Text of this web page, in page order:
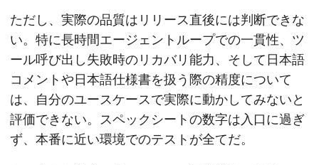
ただし、実際の品質はリリース直後には判断できな
い。特に長時間エージェントループでの一貫性、ツ
ール呼び出し失敗時のリカバリ能力、そして日本語
コメントや日本語仕様書を扱う際の精度について
は、自分のユースケースで実際に動かしてみないと
評価できない。スペックシートの数字は入口に過ぎ
ず、本番に近い環境でのテストが全てだ。